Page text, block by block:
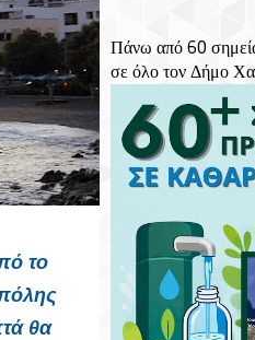
το
θα
Του Ριζαρείου
Συνεχίζονται Οι
Ενήλικες Στη
Χανίων
Γιορτή
Την Στήριξη Της
Οι Παραστάσεις
Δήμου
Αυγούστου 2026
Πάνω από 60
σε όλο τον Δήμο